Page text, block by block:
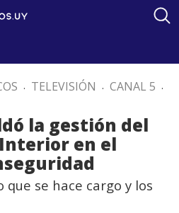
. TELEVISIÓN . CANAL 5 .
la gestión del
en el
se hace cargo y los